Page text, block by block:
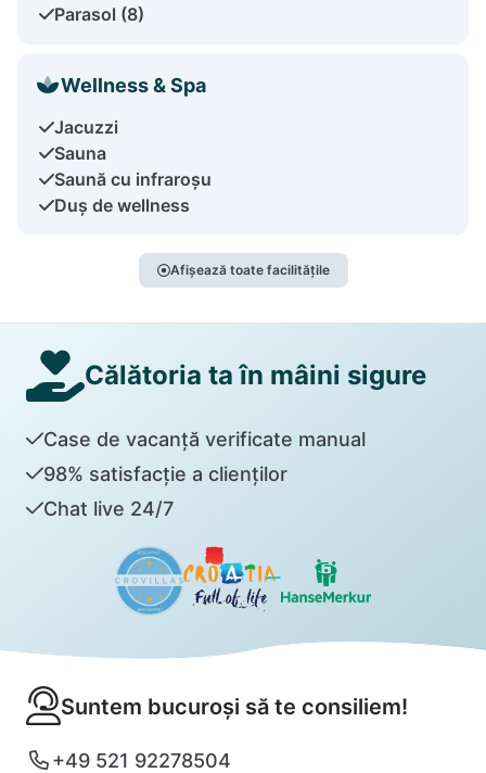
Parasol (8)
Wellness & Spa
Jacuzzi
Sauna
Saună cu infraroșu
Duș de wellness
Afișează toate facilitățile
Călătoria ta în mâini sigure
Case de vacanță verificate manual
98% satisfacție a clienților
Chat live 24/7
Suntem bucuroși să te consiliem!
+49 521 92278504